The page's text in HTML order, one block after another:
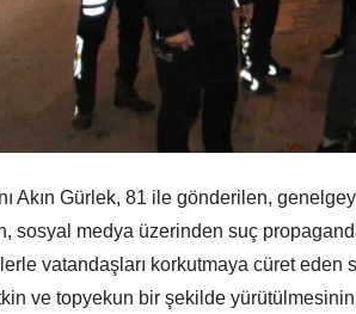
Akın Gürlek, 81 ile gönderilen,
sosyal medya üzerinden suç
vatandaşları korkutmaya cüret eden
ve topyekun bir şekilde